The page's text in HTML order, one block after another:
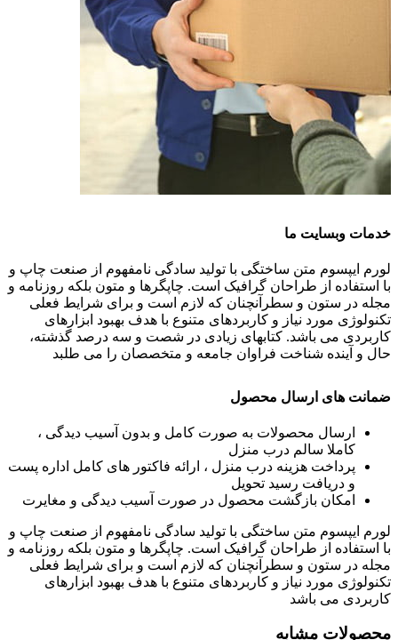
خدمات وبسایت ما
لورم ایپسوم متن ساختگی با تولید سادگی نامفهوم از صنعت چاپ و
با استفاده از طراحان گرافیک است. چاپگرها و متون بلکه روزنامه و
مجله در ستون و سطرآنچنان که لازم است و برای شرایط فعلی
تکنولوژی مورد نیاز و کاربردهای متنوع با هدف بهبود ابزارهای
کاربردی می باشد. کتابهای زیادی در شصت و سه درصد گذشته،
حال و آینده شناخت فراوان جامعه و متخصصان را می طلبد
ضمانت های ارسال محصول
ارسال محصولات به صورت کامل و بدون آسیب دیدگی ،
کاملا سالم درب منزل
پرداخت هزینه درب منزل ، ارائه فاکتور های کامل اداره پست
و دریافت رسید تحویل
امکان بازگشت محصول در صورت آسیب دیدگی و مغایرت
لورم ایپسوم متن ساختگی با تولید سادگی نامفهوم از صنعت چاپ و
با استفاده از طراحان گرافیک است. چاپگرها و متون بلکه روزنامه و
مجله در ستون و سطرآنچنان که لازم است و برای شرایط فعلی
تکنولوژی مورد نیاز و کاربردهای متنوع با هدف بهبود ابزارهای
کاربردی می باشد
محصولات مشابه